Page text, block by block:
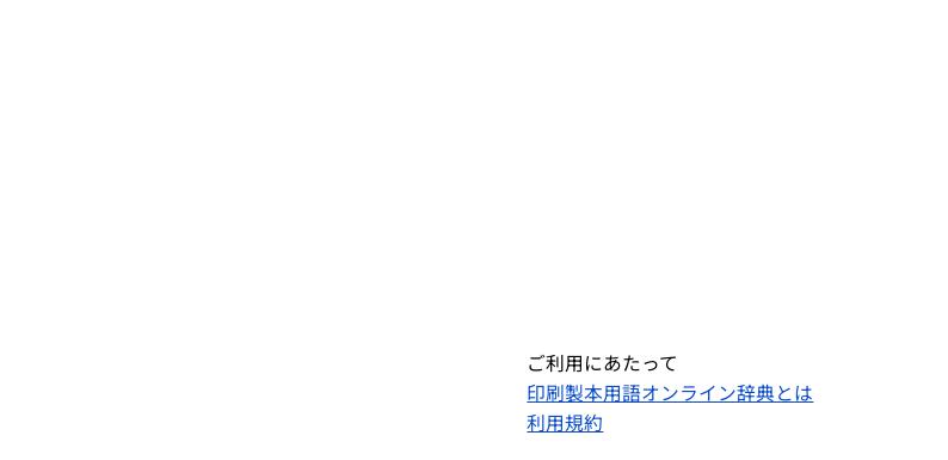
ご利用にあたって
印刷製本用語オンライン辞典とは
利用規約​